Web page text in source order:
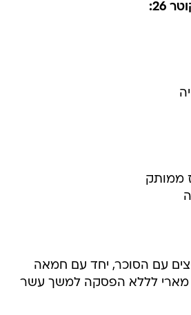
26:
עם הסוכר, יחד עם חמאה
מארי לללא הפסקה למשך עשר